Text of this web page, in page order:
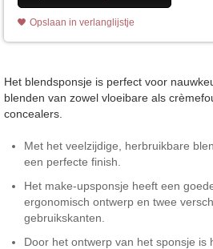
Opslaan in verlanglijstje
Het blendsponsje is perfect voor
blenden van zowel vloeibare als
concealers.
Met het veelzijdige, herbruikbare
een perfecte finish.
Het make-upsponsje heeft een
ergonomisch ontwerp en twee
gebruikskanten.
Door het ontwerp van het sponsje is